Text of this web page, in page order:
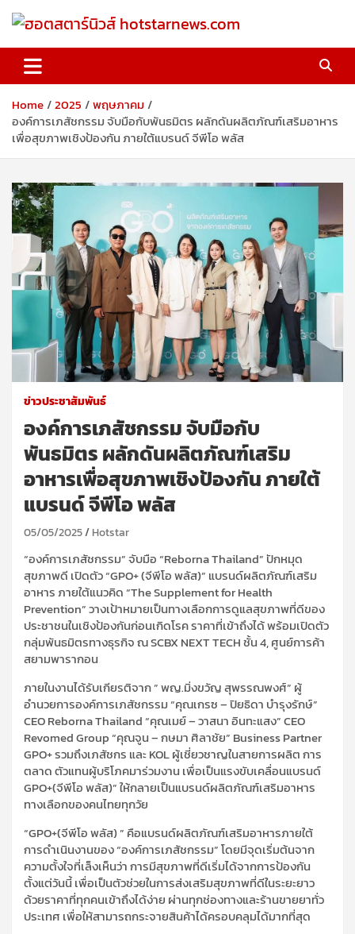
ฮอตสตาร์นิวส์ hotstarnews.com
Home 2025
พฤษภาคม
องค์การเภสัชกรรม จับมือกับพันธมิตร ผลักดันผลิตภัณฑ์เสริมอาหาร
เพื่อสุขภาพเชิงป้องกัน ภายใต้แบรนด์ จีพีโอ พลัส
ข่าวประชาสัมพันธ์
องค์การเภสัชกรรม จับมือกับ
พันธมิตร ผลักดันผลิตภัณฑ์เสริม
อาหารเพื่อสุขภาพเชิงป้องกัน ภายใต้
แบรนด์ จีพีโอ พลัส
05/05/2025 Hotstar
“องค์การเภสัชกรรม” จับมือ “Reborna Thailand” ปักหมุด
สุขภาพดี เปิดตัว “GPO+ (จีพีโอ พลัส)” แบรนด์ผลิตภัณฑ์เสริม
อาหาร ภายใต้แนวคิด “The Supplement for Health
Prevention” วางเป้าหมายเป็นทางเลือกการดูแลสุขภาพที่ดีของ
ประชาชนในเชิงป้องกันก่อนเกิดโรค ราคาที่เข้าถึงได้ พร้อมเปิดตัว
กลุ่มพันธมิตรทางธุรกิจ ณ SCBX NEXT TECH ชั้น 4, ศูนย์การค้า
สยามพารากอน
ภายในงานได้รับเกียรติจาก ” พญ.มิ่งขวัญ สุพรรณพงศ์” ผู้
อำนวยการองค์การเภสัชกรรม “คุณเกรซ – ปิยธิดา บำรุงรักษ์”
CEO Reborna Thailand “คุณเมย์ – วาสนา อินทะแสง” CEO
Revomed Group “คุณจูน – กษมา ศิลาชัย” Business Partner
GPO+ รวมถึงเภสัชกร และ KOL ผู้เชี่ยวชาญในสายการผลิต การ
ตลาด ตัวแทนผู้บริโภคมาร่วมงาน เพื่อเป็นแรงขับเคลื่อนแบรนด์
GPO+(จีพีโอ พลัส)” ให้กลายเป็นแบรนด์ผลิตภัณฑ์เสริมอาหาร
ทางเลือกของคนไทยทุกวัย
“GPO+(จีพีโอ พลัส) ” คือแบรนด์ผลิตภัณฑ์เสริมอาหารภายใต้
การดำเนินงานของ “องค์การเภสัชกรรม” โดยมีจุดเริ่มต้นจาก
ความตั้งใจที่เล็งเห็นว่า การมีสุขภาพที่ดีเริ่มได้จากการป้องกัน
ตั้งแต่วันนี้ เพื่อเป็นตัวช่วยในการส่งเสริมสุขภาพที่ดีในระยะยาว
ด้วยราคาที่ทุกคนเข้าถึงได้ง่าย ผ่านทุกช่องทางและร้านขายยาทั่ว
ประเทศ เพื่อให้สามารถกระจายสินค้าได้ครอบคลุมได้มากที่สุด